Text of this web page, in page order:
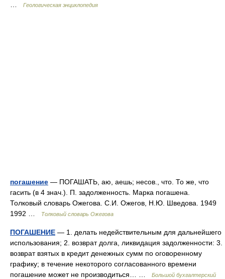
Геологическая энциклопедия
погашение — ПОГАШАТЬ, аю, аешь; несов., что. То же, что
гасить (в 4 знач.). П. задолженность. Марка погашена.
Толковый словарь Ожегова. С.И. Ожегов, Н.Ю. Шведова. 1949
1992 …
Толковый словарь Ожегова
ПОГАШЕНИЕ — 1. делать недействительным для дальнейшего
использования; 2. возврат долга, ликвидация задолженности: 3.
возврат взятых в кредит денежных сумм по оговоренному
графику; в течение некоторого согласованного времени
погашение может не производиться… …
Большой бухгалтерский